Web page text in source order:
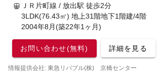
ＪＲ片町線 / 放出駅 徒歩2分
3LDK(76.43㎡) 地上31階地下1階建/4階
2004年8月(築22年1ヶ月)
お問い合わせ(無料) 詳細を見る
情報提供会社: 東急リバブル(株) 京橋センター